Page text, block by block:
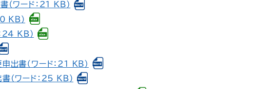
ワード：21 KB）
KB）
24 KB）
書（ワード：21 KB）
ワード：25 KB）